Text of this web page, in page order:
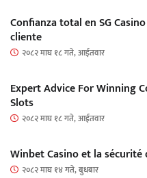
Confianza total en SG
cliente
२०८२ माघ १८ गते, आईतवार
Expert Advice For Winning
Slots
२०८२ माघ १८ गते, आईतवार
Winbet Casino et la
२०८२ माघ १४ गते, बुधबार